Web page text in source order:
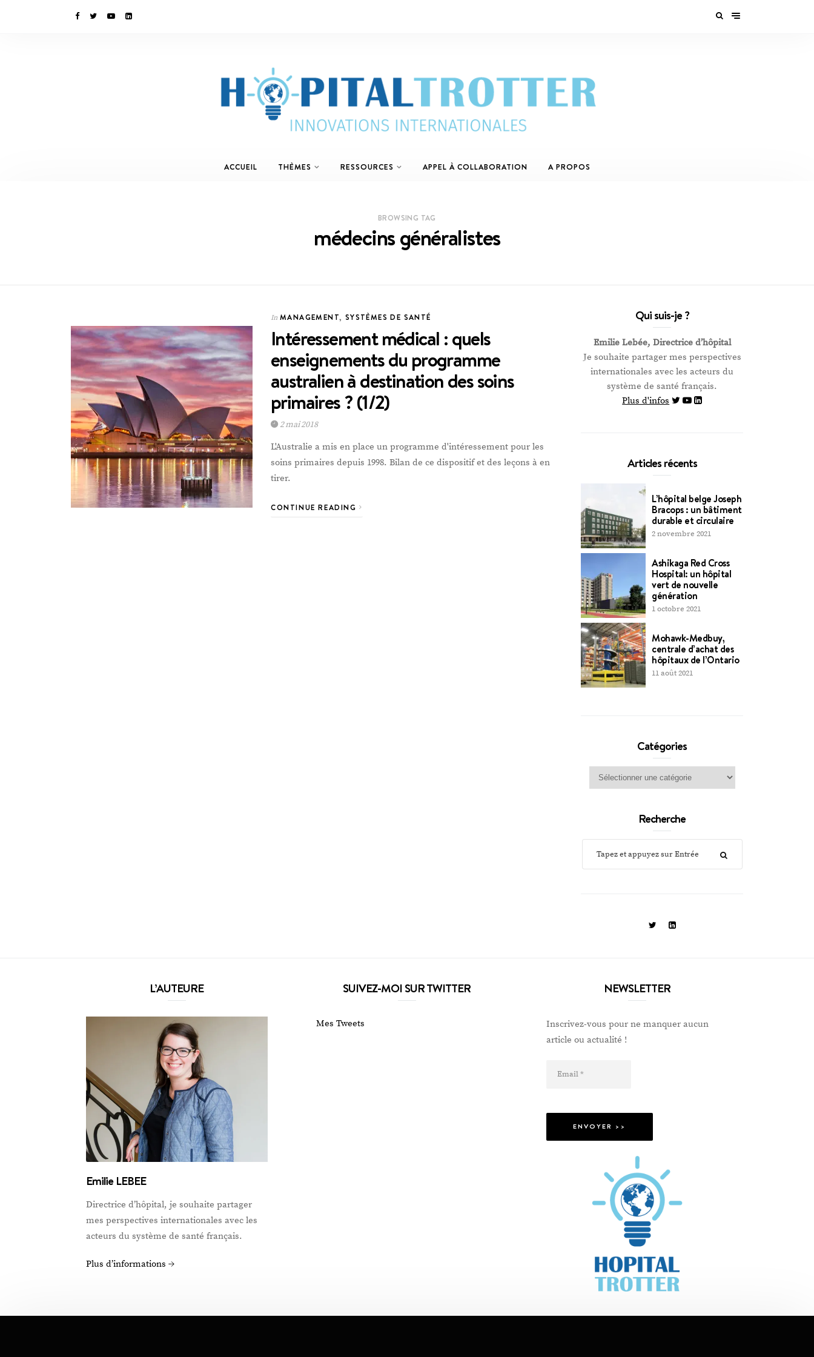
ACCUEIL THÈMES RESSOURCES APPEL À COLLABORATION A PROPOS
BROWSING TAG
médecins généralistes
In MANAGEMENT, SYSTÈMES DE SANTÉ
Intéressement médical : quels
enseignements du programme
australien à destination des soins
primaires ? (1/2)
2 mai 2018
L'Australie a mis en place un programme d'intéressement pour les
soins primaires depuis 1998. Bilan de ce dispositif et des leçons à en
tirer.
CONTINUE READING
Qui suis-je ?
Emilie Lebée, Directrice d’hôpital
Je souhaite partager mes perspectives
internationales avec les acteurs du
système de santé français.
Plus d'infos
Articles récents
L’hôpital belge Joseph
Bracops : un bâtiment
durable et circulaire
2 novembre 2021
Ashikaga Red Cross
Hospital: un hôpital
vert de nouvelle
génération
1 octobre 2021
Mohawk-Medbuy,
centrale d’achat des
hôpitaux de l’Ontario
11 août 2021
Catégories
Catégories
Recherche
L’AUTEURE
Emilie LEBEE
Directrice d’hôpital, je souhaite partager
mes perspectives internationales avec les
acteurs du système de santé français.
Plus d’informations →
SUIVEZ-MOI SUR TWITTER
Mes Tweets
NEWSLETTER
Inscrivez-vous pour ne manquer aucun
article ou actualité !